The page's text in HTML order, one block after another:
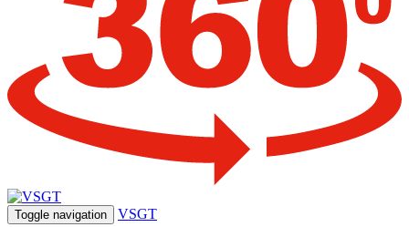
Toggle navigation VSGT